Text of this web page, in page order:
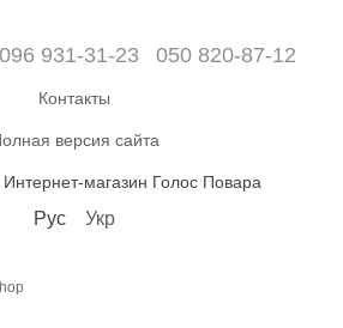
096 931-31-23 050 820-87-12
Контакты
версия сайта
магазин Голос Повара
Рус Укр